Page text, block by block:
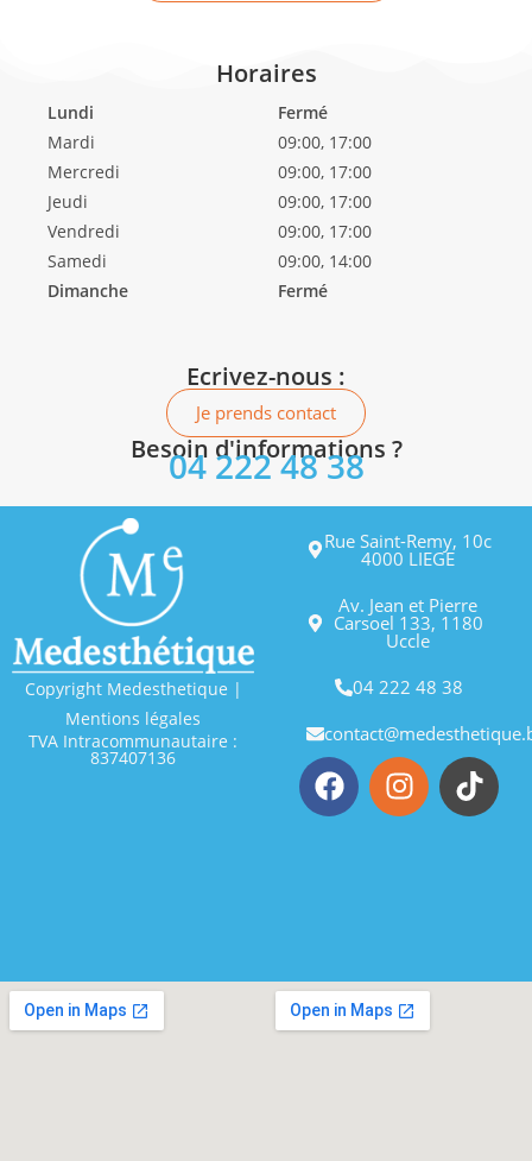
Horaires
Lundi
Mardi
Mercredi
Jeudi
Vendredi
Samedi
Dimanche
Fermé
09:00, 17:00
09:00, 17:00
09:00, 17:00
09:00, 17:00
09:00, 14:00
Fermé
Ecrivez-nous :
Je prends contact
Besoin d'informations ?
04 222 48 38
Copyright Medesthetique |
Mentions légales
TVA Intracommunautaire :
837407136
Rue Saint-Remy, 10c
4000 LIEGE
Av. Jean et Pierre
Carsoel 133, 1180
Uccle
04 222 48 38